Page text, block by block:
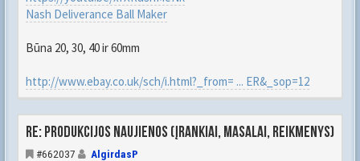
Nash Deliverance Ball Maker
Būna 20, 30, 40 ir 60mm
http://www.ebay.co.uk/sch/i.html?_from= ... ER&_sop=12
Re: Produkcijos naujienos (įrankiai, masalai, reikmenys)
#662037
AlgirdasP